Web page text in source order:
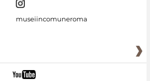
museiincomuneroma